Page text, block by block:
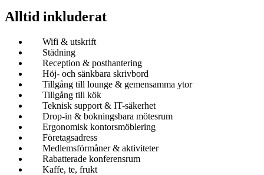
Alltid inkluderat
Wifi & utskrift
Städning
Reception & posthantering
Höj- och sänkbara skrivbord
Tillgång till lounge & gemensamma ytor
Tillgång till kök
Teknisk support & IT-säkerhet
Drop-in & bokningsbara mötesrum
Ergonomisk kontorsmöblering
Företagsadress
Medlemsförmåner & aktiviteter
Rabatterade konferensrum
Kaffe, te, frukt